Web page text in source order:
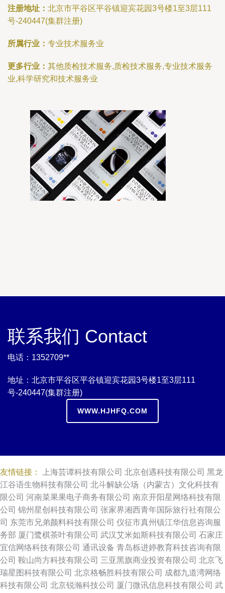
注册地址： 北京市平谷区平谷镇迎宾花园3号楼1至3层111
号-240447(集群注册)
所属行业： 专业技术服务业
更多行业： 其他质检技术服务,质检技术服务,专业技术服务
业,科学研究和技术服务业
联系我们 Contact
电话：1352709**
地址：北京市平谷区平谷镇迎宾花园3号楼1至3层111
号-240447(集群注册)
WWW.HJHFQ.COM
友情链接： 上海芸谭科技有限公司 北京创遇科技有限公司 黑龙
江谷语生物科技有限公司 北斗解缺公场（内蒙古）文化科技有
限公司 河南菜果果电子商务有限公司 南京开阳星网络科技有限
公司 锦州星创科技有限公司 张家界湘西青年国际旅行社有限公
司 东莞市兄弟颜料科技有限公司 仪征市真州镇江华信息咨询服
务部 厦门鹭棋茶叶有限公司 武汉艾米如斯科技有限公司 石家庄
宜信网络科技有限公司 通讯设备 青岛栎进婷教育科技咨询有限
公司 鞍山尚方科技有限公司 三亚黑旗商业投资有限公司 北京飞
瑞星图科技有限公司 北京格畅胜科技有限公司 成都九道湾网络
科技有限公司 北京锐瀚科技公司 厦门微讯信息科技有限公司 武